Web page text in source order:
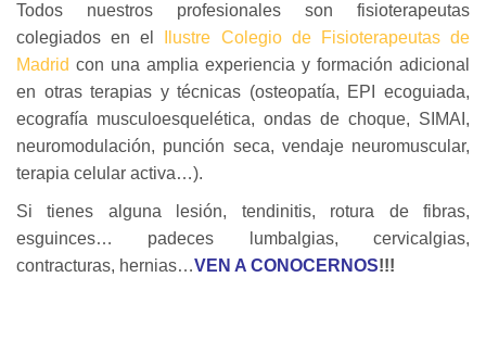
Todos nuestros profesionales son fisioterapeutas
colegiados en el
Ilustre Colegio de Fisioterapeutas de
Madrid con una amplia experiencia y formación adicional
en otras terapias y técnicas (osteopatía, EPI ecoguiada,
ecografía musculoesquelética, ondas de choque, SIMAI,
neuromodulación, punción seca, vendaje neuromuscular,
terapia celular activa…).
Si tienes alguna lesión, tendinitis, rotura de fibras,
esguinces… padeces lumbalgias, cervicalgias,
contracturas, hernias…VEN A CONOCERNOS!!!